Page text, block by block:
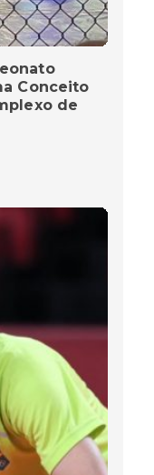
Conceito
de